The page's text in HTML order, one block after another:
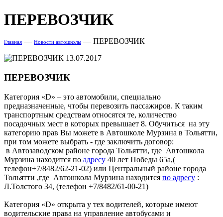
ПЕРЕВОЗЧИК
Главная — Новости автошколы — ПЕРЕВОЗЧИК
13.07.2017
ПЕРЕВОЗЧИК
Категория «D» – это автомобили, специально
предназначенные, чтобы перевозить пассажиров. К таким
транспортным средствам относятся те, количество
посадочных мест в которых превышает 8. Обучиться на эту
категорию прав Вы можете в Автошколе Мурзина в Тольятти,
при том можете выбрать - где заключить договор:
в Автозаводском районе города Тольятти, где Автошкола
Мурзина находится по адресу 40 лет Победы 65а,(
телефон+7/8482/62-21-02) или Центральный районе города
Тольятти ,где Автошкола Мурзина находится по адресу :
Л.Толстого 34, (телефон +7/8482/61-00-21)
Категория «D» открыта у тех водителей, которые имеют
водительские права на управление автобусами и